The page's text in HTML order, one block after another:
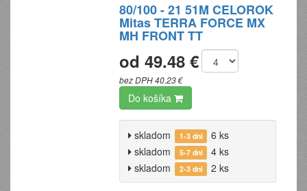
80/100 - 21 51M CELOROK
Mitas TERRA FORCE MX
MH FRONT TT
od 49.48 €
bez DPH 40.23 €
Do košíka
skladom 1-3 dni
6 ks
skladom
5-7 dní
4 ks
skladom
2-3 dni 2 ks